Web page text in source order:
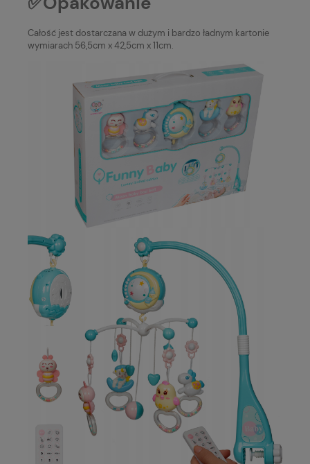
Całość jest dostarczana w dużym i bardzo ładnym kartonie
wymiarach 56,5cm x 42,5cm x 11cm.